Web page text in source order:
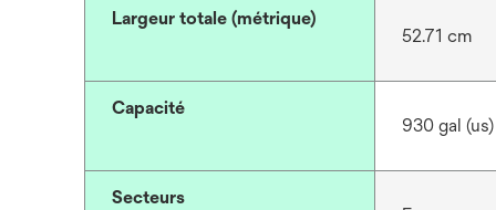
Largeur totale (métrique)
52.71 cm
Capacité
930 gal (us)
Secteurs